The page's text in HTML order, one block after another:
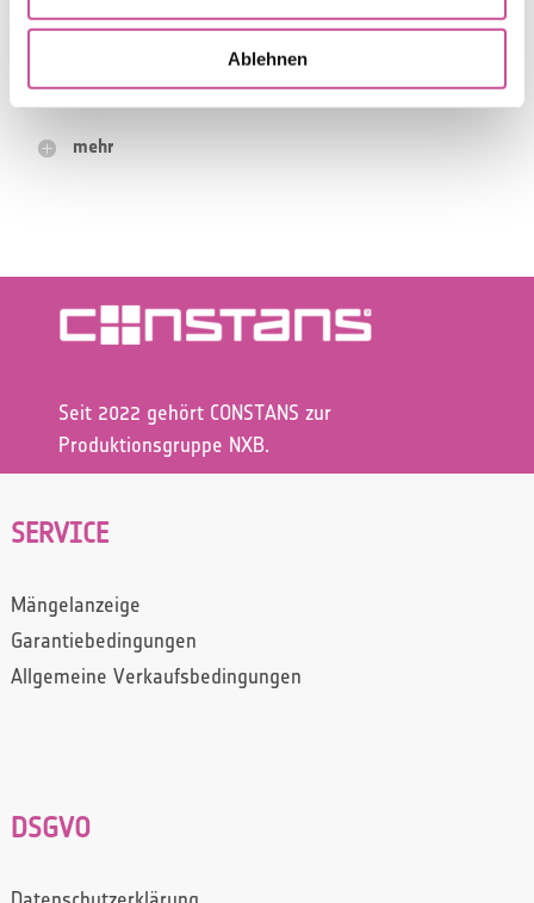
Ablehnen
mehr
Seit 2022 gehört CONSTANS zur
Produktionsgruppe NXB.
SERVICE
Mängelanzeige
Garantiebedingungen
Allgemeine Verkaufsbedingungen
DSGVO